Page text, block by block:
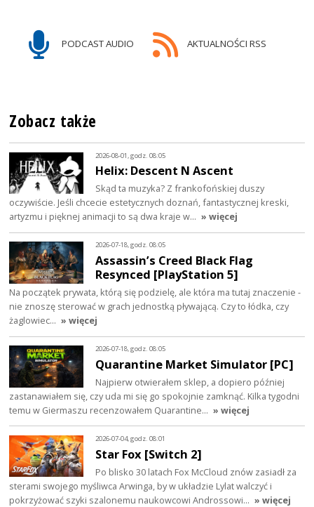
PODCAST AUDIO AKTUALNOŚCI RSS
Zobacz także
2026-08-01, godz. 08:05
Helix: Descent N Ascent
Skąd ta muzyka? Z frankofońskiej duszy
oczywiście. Jeśli chcecie estetycznych doznań, fantastycznej kreski,
artyzmu i pięknej animacji to są dwa kraje w… » więcej
2026-07-18, godz. 08:05
Assassin’s Creed Black Flag
Resynced [PlayStation 5]
Na początek prywata, którą się podzielę, ale która ma tutaj znaczenie -
nie znoszę sterować w grach jednostką pływającą. Czy to łódka, czy
żaglowiec… » więcej
2026-07-18, godz. 08:05
Quarantine Market Simulator [PC]
Najpierw otwierałem sklep, a dopiero później
zastanawiałem się, czy uda mi się go spokojnie zamknąć. Kilka tygodni
temu w Giermaszu recenzowałem Quarantine… » więcej
2026-07-04, godz. 08:01
Star Fox [Switch 2]
Po blisko 30 latach Fox McCloud znów zasiadł za
sterami swojego myśliwca Arwinga, by w układzie Lylat walczyć i
pokrzyżować szyki szalonemu naukowcowi Androssowi… » więcej